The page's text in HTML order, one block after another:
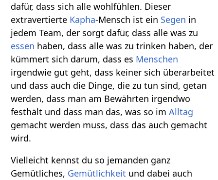
dafür, dass sich alle wohlfühlen. Dieser
extravertierte Kapha-Mensch ist ein Segen in
jedem Team, der sorgt dafür, dass alle was zu
essen haben, dass alle was zu trinken haben, der
kümmert sich darum, dass es Menschen
irgendwie gut geht, dass keiner sich überarbeitet
und dass auch die Dinge, die zu tun sind, getan
werden, dass man am Bewährten irgendwo
festhält und dass man das, was so imAlltag
gemacht werden muss, dass das auch gemacht
wird.
Vielleicht kennst du so jemanden ganz
Gemütliches, Gemütlichkeit und dabei auch